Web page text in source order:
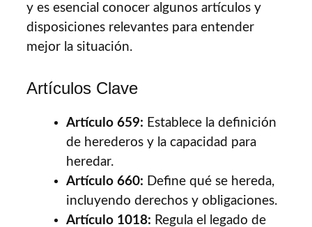
y es esencial conocer algunos artículos y
disposiciones relevantes para entender
mejor la situación.
Artículos Clave
Artículo 659: Establece la definición
de herederos y la capacidad para
heredar.
Artículo 660: Define qué se hereda,
incluyendo derechos y obligaciones.
Artículo 1018: Regula el legado de